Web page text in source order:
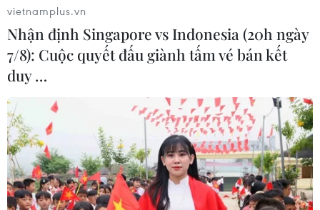
hùng Điện Biên Phủ
Sách ảnh song ngữ tái hiện cuộc diễu binh kỷ
niệm Chiến thắng Điện Biên Phủ
Đảm bảo chế độ cho người phục vụ Lễ Kỷ niệm
70 năm Chiến thắng Điện Biên Phủ
Xuất bản cuốn sách "Điện Biên Phủ: Nhiệm vụ
bất khả thi"
vietnamplus.vn
Nhận định Singapore vs Indonesia (20h ngày
7/8): Cuộc quyết đấu giành tấm vé bán kết
duy …